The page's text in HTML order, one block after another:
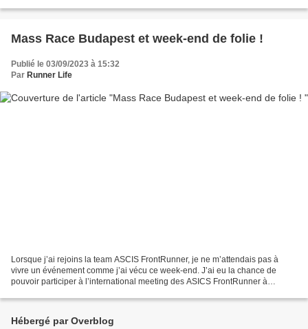
Mass Race Budapest et week-end de folie !
Publié le 03/09/2023 à 15:32
Par Runner Life
Lorsque j’ai rejoins la team ASCIS FrontRunner, je ne m’attendais pas à
vivre un événement comme j’ai vécu ce week-end. J’ai eu la chance de
pouvoir participer à l’international meeting des ASICS FrontRunner à
Hébergé par Overblog